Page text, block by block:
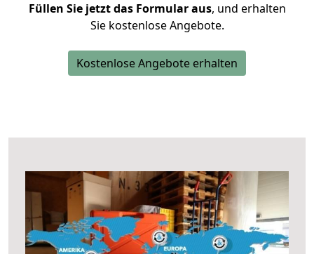
Füllen Sie jetzt das Formular aus, und erhalten
Sie kostenlose Angebote.
Kostenlose Angebote erhalten